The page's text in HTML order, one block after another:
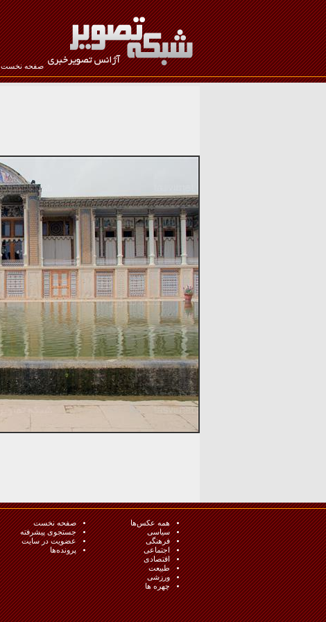
صفحه نخست
همه عکس‌ها
سیاسی
فرهنگی
اجتماعی
اقتصادی
طبيعت
ورزشی
چهره ها
صفحه نخست
جستجوی پیشرفته
عضویت در سایت
پرونده‌ها